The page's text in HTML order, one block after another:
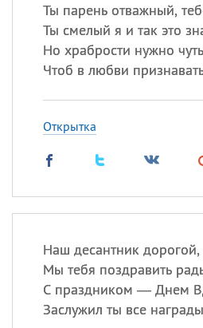
Ты парень отважный,
Ты смелый я и так это
Но храбрости нужно
Чтоб в любви
Открытка
Наш десантник дорогой,
Мы тебя поздравить
С праздником — Днем
Заслужил ты все